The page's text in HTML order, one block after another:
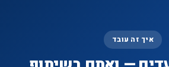
איך זה עובד